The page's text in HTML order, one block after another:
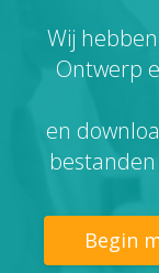
Gedrukte
Over
Blog
Wij
Ontwerp
en
Begin